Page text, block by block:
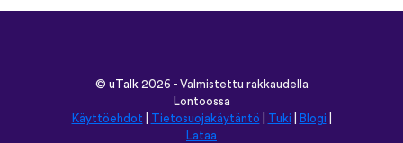
© uTalk2026 - Valmistettu rakkaudella
Lontoossa
Käyttöehdot
Tietosuojakäytäntö Tuki Blogi
Lataa